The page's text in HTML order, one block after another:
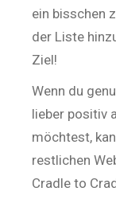
ein bisschen
der Liste
Ziel!
Wenn du
lieber positiv
möchtest,
restlichen
Cradle to